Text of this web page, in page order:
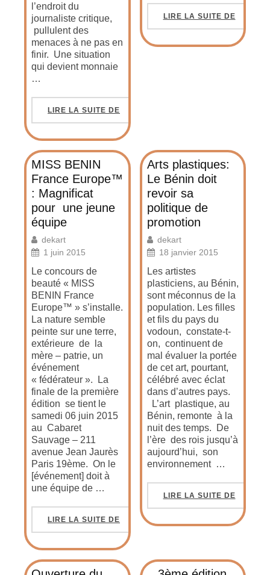
l’endroit du
journaliste critique,
pullulent des
menaces à ne pas en
finir. Une situation
qui devient monnaie
…
LIRE LA SUITE DE
LIRE LA SUITE DE
MISS BENIN
France Europe™
: Magnificat
pour une jeune
équipe
dekart
1 juin 2015
Le concours de
beauté « MISS
BENIN France
Europe™ » s’installe.
La nature semble
peinte sur une terre,
extérieure de la
mère – patrie, un
événement
« fédérateur ». La
finale de la première
édition se tient le
samedi 06 juin 2015
au Cabaret
Sauvage – 211
avenue Jean Jaurès
Paris 19ème. On le
[événement] doit à
une équipe de …
LIRE LA SUITE DE
Arts plastiques:
Le Bénin doit
revoir sa
politique de
promotion
dekart
18 janvier 2015
Les artistes
plasticiens, au Bénin,
sont méconnus de la
population. Les filles
et fils du pays du
vodoun, constate-t-
on, continuent de
mal évaluer la portée
de cet art, pourtant,
célébré avec éclat
dans d’autres pays.
L’art plastique, au
Bénin, remonte à la
nuit des temps. De
l’ère des rois jusqu’à
aujourd’hui, son
environnement …
LIRE LA SUITE DE